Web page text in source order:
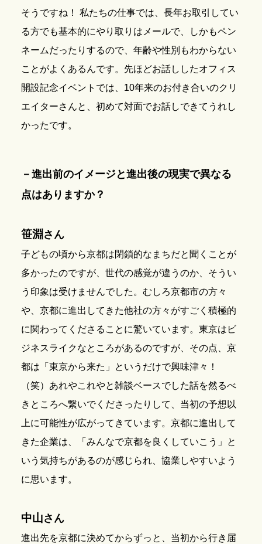
そうですね！ 私たちの仕事では、長年お取引してい
る方でも基本的にやり取りはメールで、しかもペン
ネームだったりするので、年齢や性別もわからない
ことがよくあるんです。先ほどお話ししたオフィス
開設記念イベントでは、10年来のお付き合いのクリ
エイターさんと、初めて対面でお話しできてうれし
かったです。
－進出前のイメージと進出後の現実で異なる
点はありますか？
笹淵 さん
子どもの頃から京都は閉鎖的なまちだと聞くことが
多かったのですが、世代の感覚が違うのか、そうい
う印象は受けませんでした。むしろ京都市の方々
や、京都に進出してきた他社の方々がすごく積極的
に関わってくださることに驚いています。東京はビ
ジネスライクなところがあるのですが、その点、京
都は「東京から来た」というだけで興味津々！
（笑）あれやこれやと雑談ベースでした話を然るべ
きところへ繋いでくださったりして、当初の予想以
上に可能性が広がってきています。京都に進出して
きた企業は、「みんなで京都を良くしていこう」と
いう気持ちがあるのが感じられ、協業しやすいよう
に思います。
中山さん
進出先を京都に決めてからずっと、当初から行き届